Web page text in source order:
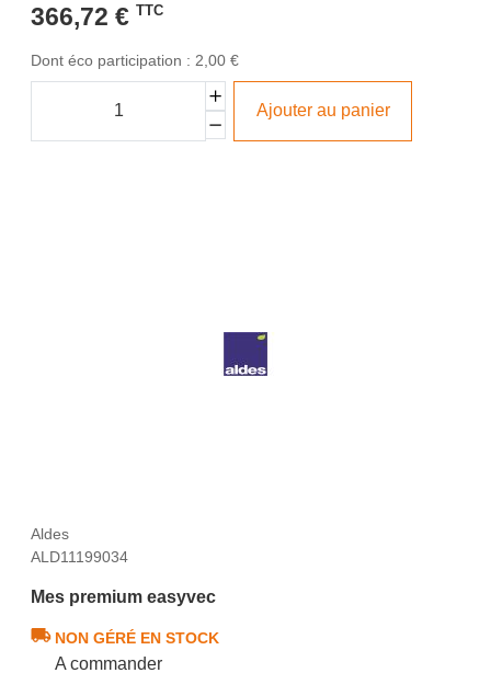
366,72 € TTC
Dont éco participation : 2,00 €
Ajouter au panier
Aldes
ALD11199034
Mes premium easyvec
NON GÉRÉ EN STOCK
A commander